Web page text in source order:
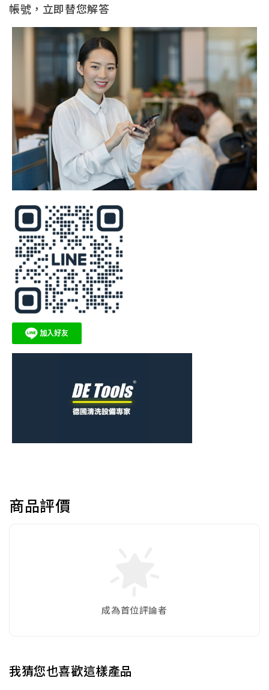
帳號，立即替您解答
商品評價
成為首位評論者
我猜您也喜歡這樣產品